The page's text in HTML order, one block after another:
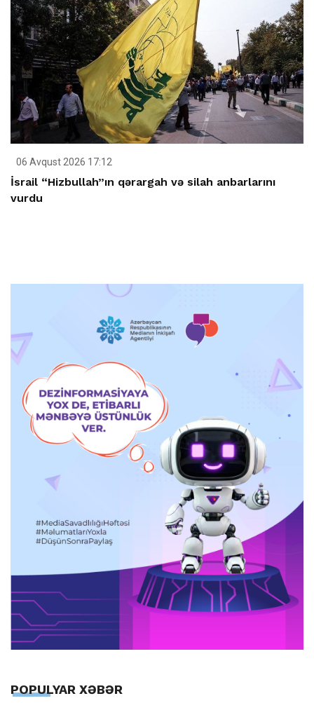
06 Avqust 2026 17:12
İsrail “Hizbullah”ın qərargah və silah anbarlarını
vurdu
POPULYAR XƏBƏR